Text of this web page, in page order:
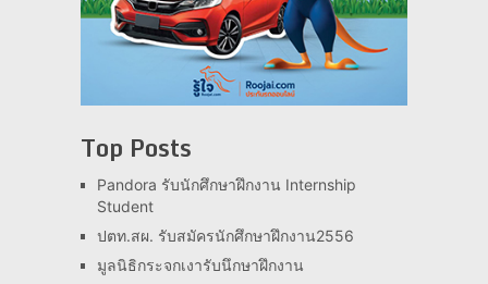
Top Posts
Pandora รับนักศึกษาฝึกงาน Internship
Student
ปตท.สผ. รับสมัครนักศึกษาฝึกงาน2556
มูลนิธิกระจกเงารับนึกษาฝึกงาน